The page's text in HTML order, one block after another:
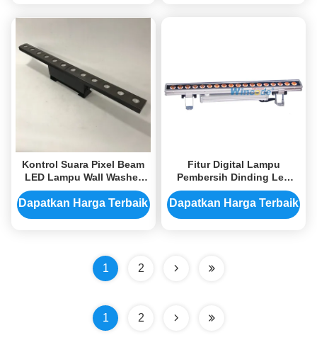
Kontrol Suara Pixel Beam
LED Lampu Wall Washer
Untuk DJ Performance
Dapatkan Harga Terbaik
Fitur Digital Lampu
Pembersih Dinding Led
RGBAW UV 6 In 1 Untuk
Iklan Lansekap
Dapatkan Harga Terbaik
1 2
1 2